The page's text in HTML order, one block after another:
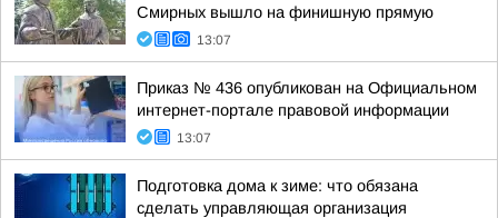
Смирных вышло на финишную прямую
13:07
Приказ № 436 опубликован на Официальном
интернет-портале правовой информации
13:07
Подготовка дома к зиме: что обязана
сделать управляющая организация